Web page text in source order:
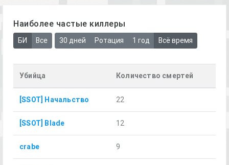
Наиболее частые киллеры
БИ Все 30 дней Ротация 1 год Всё время
Убийца Количество смертей
[SSOT] Начальство 22
[SSOT] Blade 12
crabe 9